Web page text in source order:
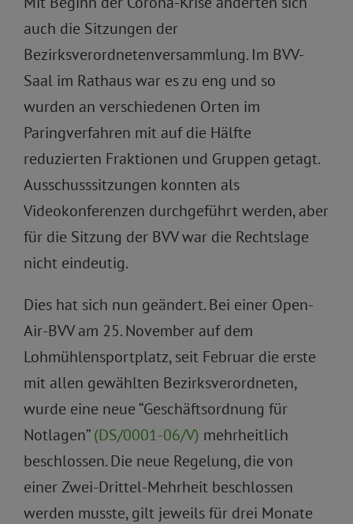
auch die Sitzungen der
Bezirksverordnetenversammlung. Im BVV-
Saal im Rathaus war es zu eng und so
wurden an verschiedenen Orten im
Paringverfahren mit auf die Hälfte
reduzierten Fraktionen und Gruppen getagt.
Ausschusssitzungen konnten als
Videokonferenzen durchgeführt werden, aber
für die Sitzung der BVV war die Rechtslage
nicht eindeutig.
Dies hat sich nun geändert. Bei einer Open-
Air-BVV am 25. November auf dem
Lohmühlensportplatz, seit Februar die erste
mit allen gewählten Bezirksverordneten,
wurde eine neue “Geschäftsordnung für
Notlagen”(DS/0001-06/V) mehrheitlich
beschlossen. Die neue Regelung, die von
einer Zwei-Drittel-Mehrheit beschlossen
werden musste, gilt jeweils für drei Monate